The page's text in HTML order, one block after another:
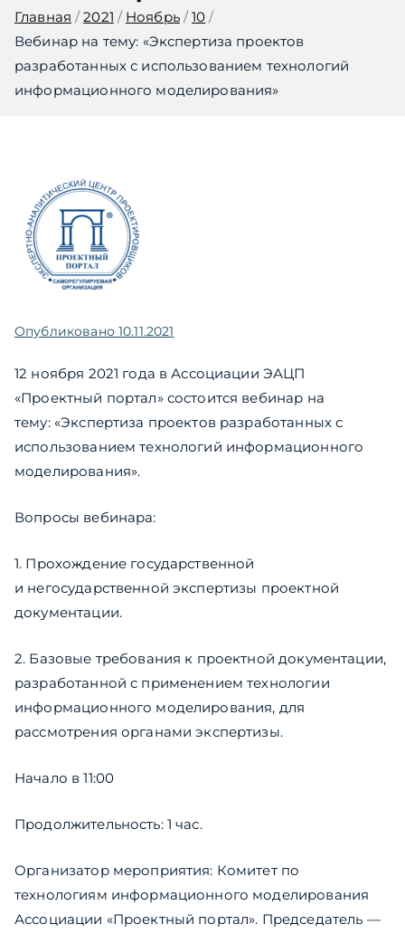
Главная 2021 Ноябрь
10
Вебинар на тему: «Экспертиза проектов
разработанных с использованием технологий
информационного моделирования»
Опубликовано 10.11.2021
12 ноября 2021 года в Ассоциации ЭАЦП
«Проектный портал» состоится вебинар на
тему: «Экспертиза проектов разработанных с
использованием технологий информационного
моделирования».
Вопросы вебинара:
1. Прохождение государственной
и негосударственной экспертизы проектной
документации.
2. Базовые требования к проектной документации,
разработанной с применением технологии
информационного моделирования, для
рассмотрения органами экспертизы.
Начало в 11:00
Продолжительность: 1 час.
Организатор мероприятия: Комитет по
технологиям информационного моделирования
Ассоциации «Проектный портал». Председатель —